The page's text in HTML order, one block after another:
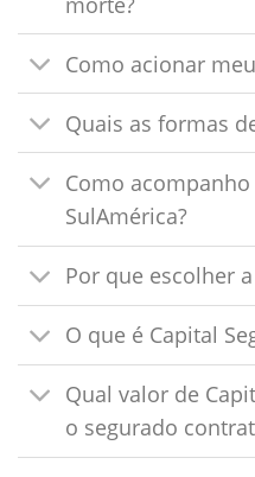
Como acionar
Quais as formas
Como
SulAmérica?
Por que escolher
O que é Capital
Qual valor de
o segurado